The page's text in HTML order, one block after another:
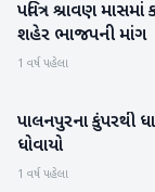
પાટણ
પવિત્ર શ્રાવણ
શહેર ભાજપની માંગ
1 વર્ષ પહેલા
બનાસકાંઠા
પાલનપુરના કુંપરથી
ધોવાયો
1 વર્ષ પહેલા